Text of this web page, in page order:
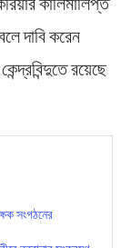
দাবি করেন
রয়েছে
সংগঠনের